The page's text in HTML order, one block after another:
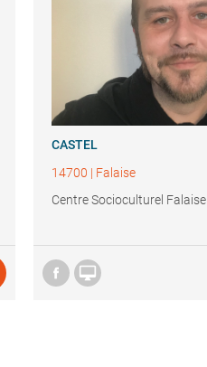
CASTEL
14700 | Falaise
Centre Socioculturel Falaise
